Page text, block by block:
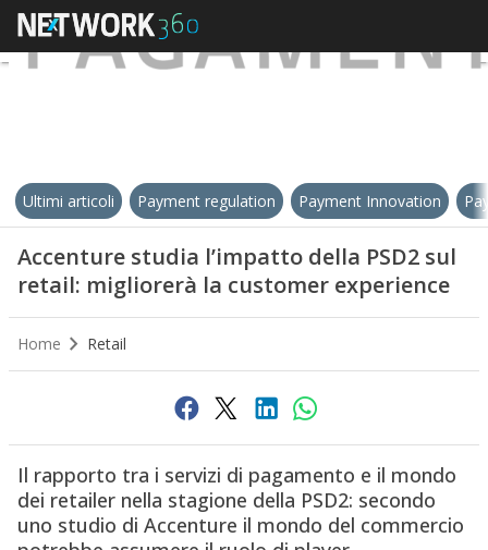
Ultimi articoli Payment regulation Payment Innovation
Accenture studia l’impatto della PSD2 sul
retail: migliorerà la customer experience
Home Retail
Il rapporto tra i servizi di pagamento e il mondo
dei retailer nella stagione della PSD2: secondo
uno studio di Accenture il mondo del commercio